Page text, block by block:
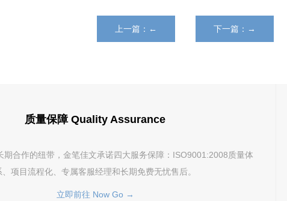
上一篇：← 下一篇：→
质量保障 Quality Assurance
期合作的纽带，金笔佳文承诺四大服务保障：ISO9001:2008质量体
、项目流程化、专属客服经理和长期免费无忧售后。
立即前往 Now Go →